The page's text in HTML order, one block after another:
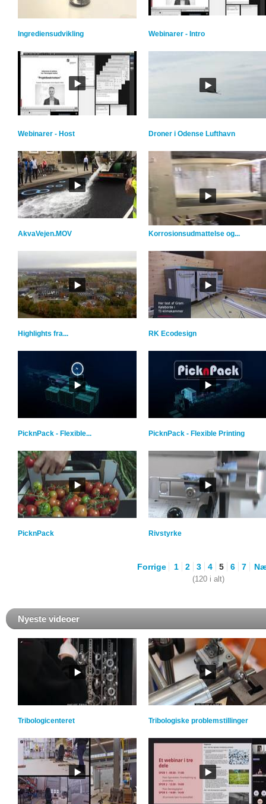
Ingrediensudvikling Webinarer - Intro
Webinarer - Host Droner i Odense Lufthavn
AkvaVejen.MOV Korrosionsudmattelse og...
Highlights fra... RK Ecodesign
PicknPack - Flexible... PicknPack - Flexible Printing
PicknPack Rivstyrke
Forrige 1 2 3 4 5 6 7
(120 i alt)
Nyeste videoer
Tribologicenteret Tribologiske problemstillinger